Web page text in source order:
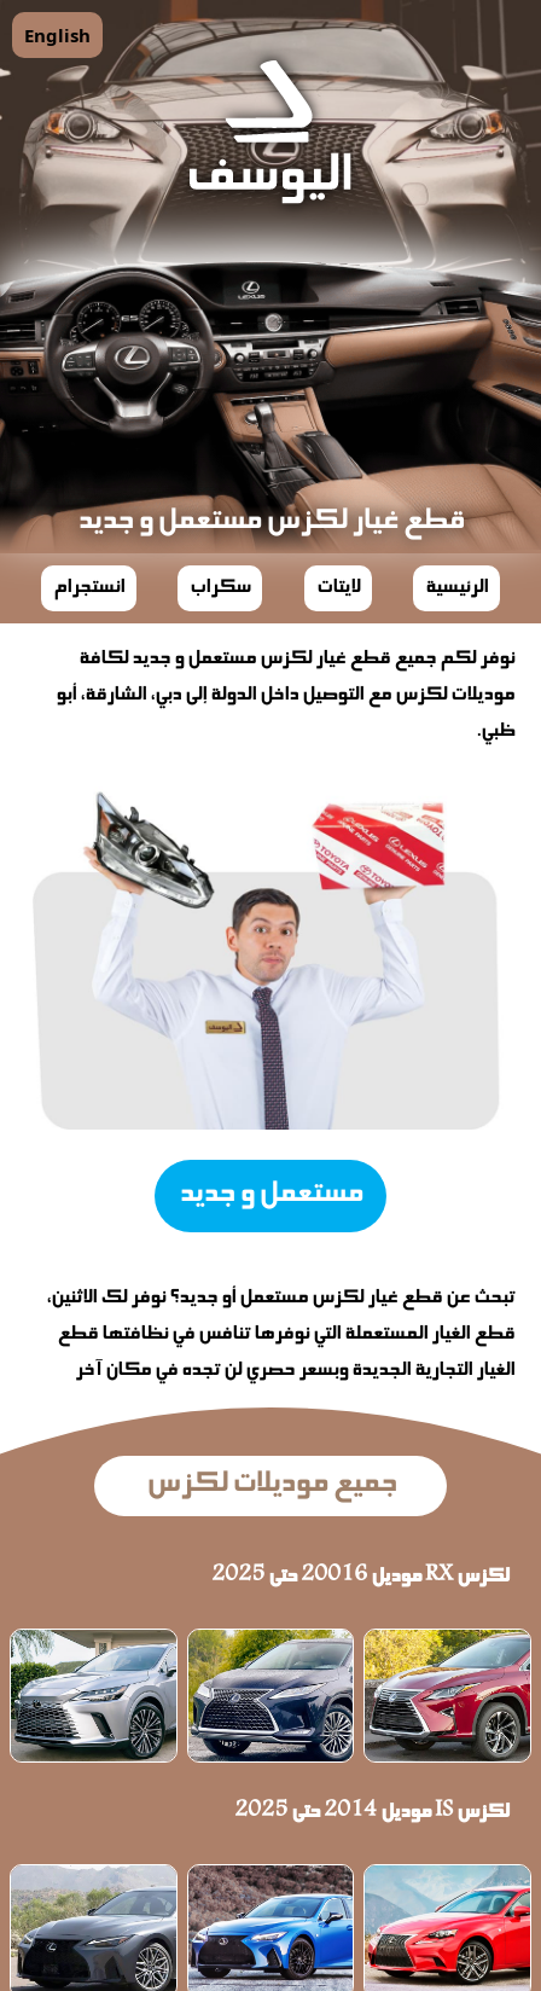
قطع غيار لكزس مستعمل و جديد
الرئيسية لايتات سكراب انستجرام
English
نوفر لكم جميع قطع غيار لكزس مستعمل و جديد لكافة
موديلات لكزس مع التوصيل داخل الدولة إلى دبي، الشارقة، أبو
ظبي.
مستعمل و جديد
تبحث عن قطع غيار لكزس مستعمل أو جديد؟ نوفر لك الاثنين،
قطع الغيار المستعملة التي نوفرها تنافس في نظافتها قطع
الغيار التجارية الجديدة وبسعر حصري لن تجده في مكان آخر
جميع موديلات لكزس
لكزس RX موديل 20016 حتى 2025
لكزس IS موديل 2014 حتى 2025